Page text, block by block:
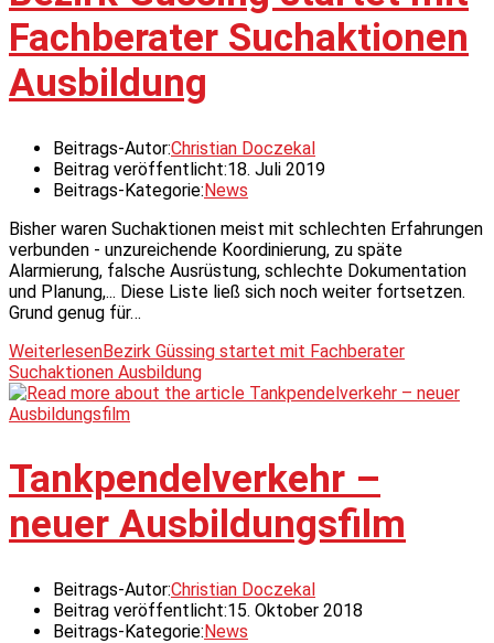
Fachberater Suchaktionen
Ausbildung
Beitrags-Autor:Christian Doczekal
Beitrag veröffentlicht:18. Juli 2019
Beitrags-Kategorie:News
Bisher waren Suchaktionen meist mit schlechten Erfahrungen
verbunden - unzureichende Koordinierung, zu späte
Alarmierung, falsche Ausrüstung, schlechte Dokumentation
und Planung,... Diese Liste ließ sich noch weiter fortsetzen.
Grund genug für…
WeiterlesenBezirk Güssing startet mit Fachberater
Suchaktionen Ausbildung
Tankpendelverkehr –
neuer Ausbildungsfilm
Beitrags-Autor:Christian Doczekal
Beitrag veröffentlicht:15. Oktober 2018
Beitrags-Kategorie:News